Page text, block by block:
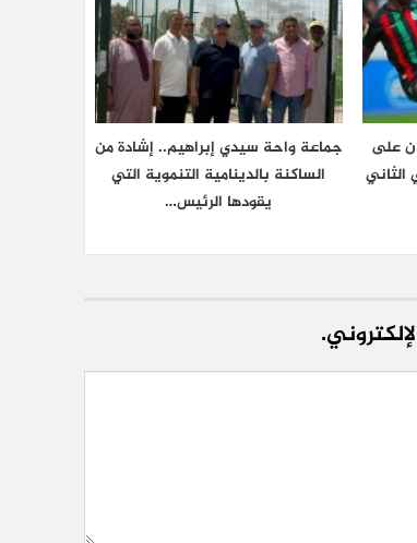
على
الثاني
جماعة واحة سيدي إبراهيم.. إشادة من
الساكنة بالدينامية التنموية التي
يقودها الرئيس…